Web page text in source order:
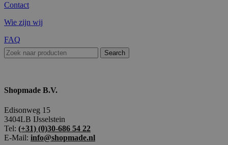
Contact
Wie zijn wij
FAQ
Search
Shopmade B.V.
Edisonweg 15
3404LB IJsselstein
Tel: (+31) (0)30-686 54 22
E-Mail: info@shopmade.nl